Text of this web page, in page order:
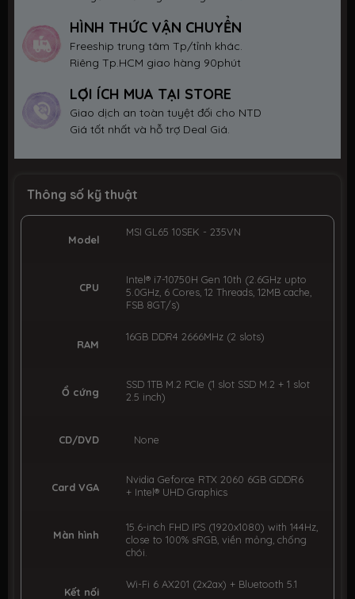
HÌNH THỨC VẬN CHUYỂN
Freeship trung tâm Tp/tỉnh khác.
Riêng Tp.HCM giao hàng 90phút
LỢI ÍCH MUA TẠI STORE
Giao dịch an toàn tuyệt đối cho NTD
Giá tốt nhất và hỗ trợ Deal Giá.
Thông số kỹ thuật
Model
MSI GL65 10SEK - 235VN
CPU
Intel® i7-10750H Gen 10th (2.6GHz upto
5.0GHz, 6 Cores, 12 Threads, 12MB cache,
FSB 8GT/s)
RAM
16GB DDR4 2666MHz (2 slots)
Ổ cứng
SSD 1TB M.2 PCIe (1 slot SSD M.2 + 1 slot
2.5 inch)
CD/DVD None
Card VGA
Nvidia Geforce RTX 2060 6GB GDDR6
+ Intel® UHD Graphics
Màn hình
15.6-inch FHD IPS (1920x1080) with 144Hz,
close to 100% sRGB, viền mỏng, chống
chói.
Kết nối
Wi-Fi 6 AX201 (2x2ax) + Bluetooth 5.1